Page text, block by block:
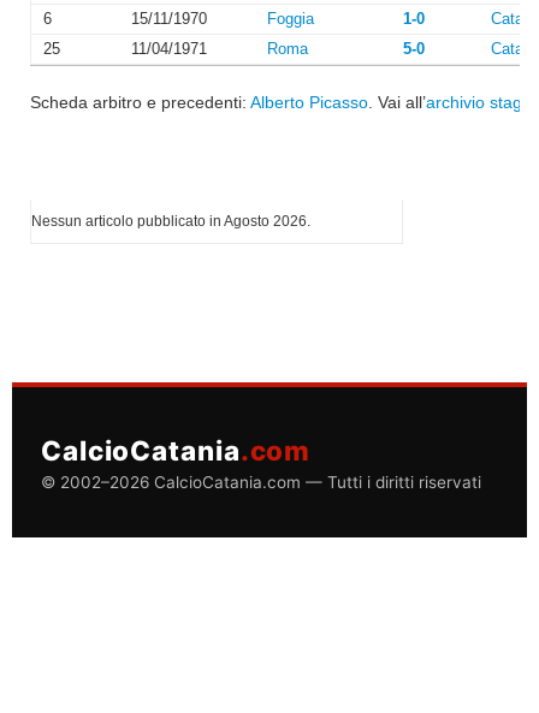
6
15/11/1970 Foggia 1-0
25
11/04/1971 Roma 5-0
Scheda arbitro e precedenti: Alberto Picasso . Vai all’archivio
Nessun articolo pubblicato in Agosto 2026.
CalcioCatania.com
© 2002–2026 CalcioCatania.com — Tutti i diritti riservati